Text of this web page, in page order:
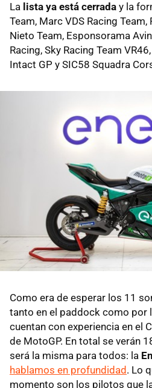
La lista ya está cerrada y la
Team, Marc VDS Racing Team,
Nieto Team, Esponsorama
Racing, Sky Racing Team
Intact GP y SIC58 Squadra
Como era de esperar los 11
tanto en el paddock como por
cuentan con experiencia en el
de MotoGP. En total se verán
será la misma para todos: la
hablamos en profundidad. Lo
momento son los pilotos que